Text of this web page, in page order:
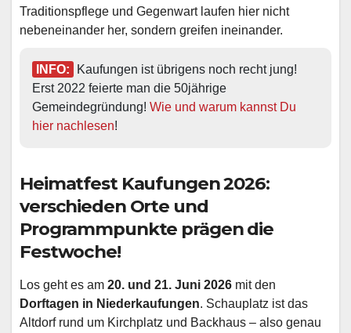
Traditionspflege und Gegenwart laufen hier nicht
nebeneinander her, sondern greifen ineinander.
INFO:
Kaufungen ist übrigens noch recht jung!
Erst 2022 feierte man die 50jährige
Gemeindegründung! Wie und warum kannst Du
hier nachlesen!
Heimatfest Kaufungen 2026:
verschieden Orte und
Programmpunkte prägen die
Festwoche!
Los geht es am 20. und 21. Juni 2026 mit den
Dorftagen in Niederkaufungen. Schauplatz ist das
Altdorf rund um Kirchplatz und Backhaus – also genau